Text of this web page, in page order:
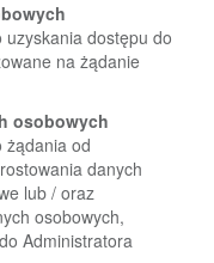
uzyskania dostępu do
na żądanie
osobowych
żądania od
danych
lub / oraz
osobowych,
Administratora